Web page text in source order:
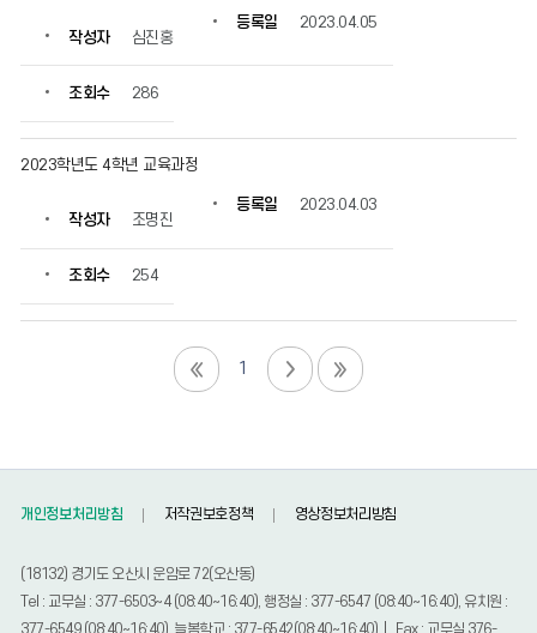
작성자 심진홍
등록일 2023.04.05
조회수 286
2023학년도 4학년 교육과정
작성자 조명진
등록일 2023.04.03
조회수 254
1
개인정보처리방침 저작권보호정책 영상정보처리방침
(18132) 경기도 오산시 운암로 72(오산동)
Tel : 교무실 : 377-6503~4 (08:40~16:40), 행정실 : 377-6547 (08:40~16:40), 유치원 :
377-6549 (08:40~16:40), 늘봄학교 : 377-6542(08:40~16:40) | Fax : 교무실 376-